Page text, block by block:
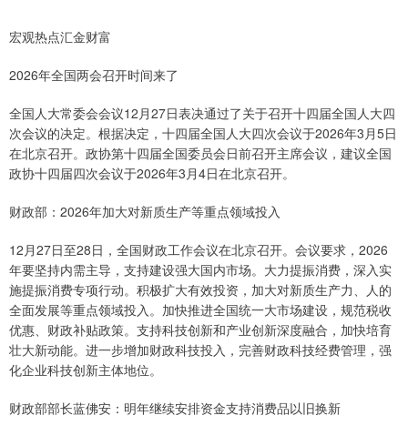
宏观热点汇金财富
2026年全国两会召开时间来了
全国人大常委会会议12月27日表决通过了关于召开十四届全国人大四
次会议的决定。根据决定，十四届全国人大四次会议于2026年3月5日
在北京召开。政协第十四届全国委员会日前召开主席会议，建议全国
政协十四届四次会议于2026年3月4日在北京召开。
财政部：2026年加大对新质生产等重点领域投入
12月27日至28日，全国财政工作会议在北京召开。会议要求，2026
年要坚持内需主导，支持建设强大国内市场。大力提振消费，深入实
施提振消费专项行动。积极扩大有效投资，加大对新质生产力、人的
全面发展等重点领域投入。加快推进全国统一大市场建设，规范税收
优惠、财政补贴政策。支持科技创新和产业创新深度融合，加快培育
壮大新动能。进一步增加财政科技投入，完善财政科技经费管理，强
化企业科技创新主体地位。
财政部部长蓝佛安：明年继续安排资金支持消费品以旧换新